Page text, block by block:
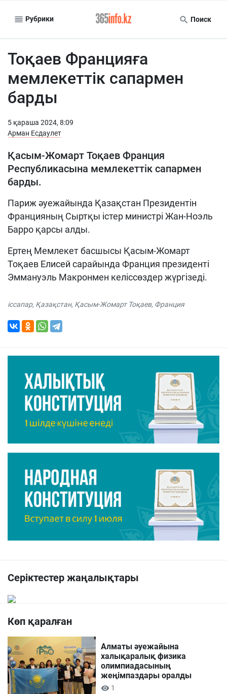
Рубрики Поиск
Тоқаев Францияға
мемлекеттік сапармен
барды
5 қараша 2024, 8:09
Арман Есдаулет
Қасым-Жомарт Тоқаев Франция
Республикасына мемлекеттік сапармен
барды.
Париж әуежайында Қазақстан Президентін
Францияның Сыртқы істер министрі Жан-Ноэль
Барро қарсы алды.
Ертең Мемлекет басшысы Қасым-Жомарт
Тоқаев Елисей сарайында Франция президенті
Эммануэль Макронмен келіссөздер жүргізеді.
іссапар, Қазақстан, Қасым-Жомарт Тоқаев, Франция
Серіктестер жаңалықтары
Көп қаралған
Алматы әуежайына
халықаралық физика
олимпиадасының
жеңімпаздары оралды
1